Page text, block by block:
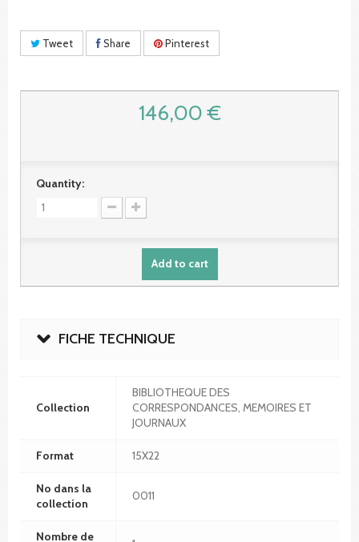
Tweet Share Pinterest
146,00 €
Quantity:
Add to cart
FICHE TECHNIQUE
Collection
BIBLIOTHEQUE DES
CORRESPONDANCES, MEMOIRES ET
JOURNAUX
Format 15X22
No dans la
collection
0011
Nombre de